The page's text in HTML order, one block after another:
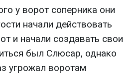
у ворот соперника они
начали действовать
и начали создавать свои
был Слюсар, однако
угрожал воротам